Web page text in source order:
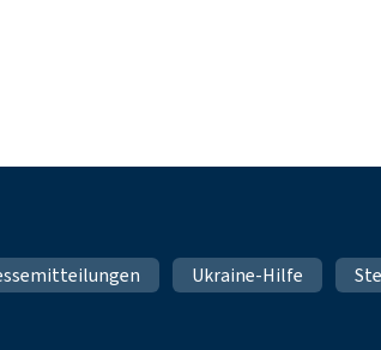
Ukraine-Hilfe